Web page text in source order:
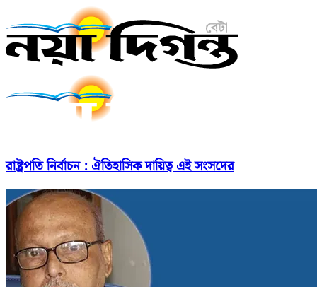
রাষ্ট্রপতি নির্বাচন : ঐতিহাসিক দায়িত্ব এই সংসদের